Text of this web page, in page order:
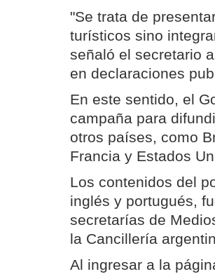
"Se trata de
turísticos sino
señaló el secretario
en declaraciones
En este sentido, el
campaña para
otros países, como
Francia y Estados
Los contenidos del
inglés y portugués,
secretarías de
la Cancillería
Al ingresar a la